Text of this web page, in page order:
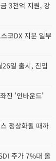
3천억 지원, 강
코DX 지분 일부
일 출시, 진입
진 '인바운드'
정상화될 때까
주가 7%대 올